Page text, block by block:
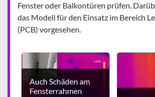
Fenster oder Balkontüren prüfen.
das Modell für den Einsatz im Bereich
(PCB) vorgesehen.
Auch Schäden am
Fensterrahmen